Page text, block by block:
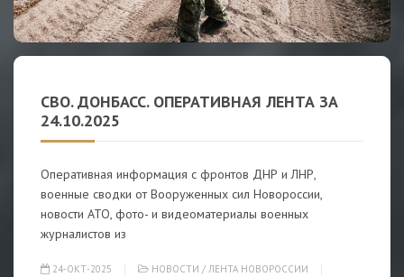
СВО. ДОНБАСС. ОПЕРАТИВНАЯ ЛЕНТА ЗА
24.10.2025
Оперативная информация с фронтов ДНР и ЛНР,
военные сводки от Вооруженных сил Новороссии,
новости АТО, фото- и видеоматериалы военных
журналистов из
24-ОКТ-2025 НОВОСТИ / ЛЕНТА НОВОРОССИИ